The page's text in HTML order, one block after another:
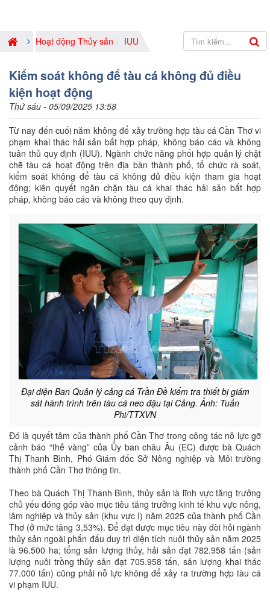
Hoạt động Thủy sản IUU
Kiểm soát không để tàu cá không đủ điều
kiện hoạt động
Thứ sáu - 05/09/2025 13:58
Từ nay đến cuối năm không để xảy trường hợp tàu cá Cần Thơ vi
phạm khai thác hải sản bất hợp pháp, không báo cáo và không
tuân thủ quy định (IUU). Ngành chức năng phối hợp quản lý chặt
chẽ tàu cá hoạt động trên địa bàn thành phố, tổ chức rà soát,
kiểm soát không để tàu cá không đủ điều kiện tham gia hoạt
động; kiên quyết ngăn chặn tàu cá khai thác hải sản bất hợp
pháp, không báo cáo và không theo quy định.
Đại diện Ban Quản lý cảng cá Trần Đề kiểm tra thiết bị giám
sát hành trình trên tàu cá neo đậu tại Cảng. Ảnh: Tuấn
Phi/TTXVN
Đó là quyết tâm của thành phố Cần Thơ trong công tác nỗ lực gỡ
cảnh báo “thẻ vàng” của Ủy ban châu Âu (EC) được bà Quách
Thị Thanh Bình, Phó Giám đốc Sở Nông nghiệp và Môi trường
thành phố Cần Thơ thông tin.
Theo bà Quách Thị Thanh Bình, thủy sản là lĩnh vực tăng trưởng
chủ yếu đóng góp vào mục tiêu tăng trưởng kinh tế khu vực nông,
lâm nghiệp và thủy sản (khu vực I) năm 2025 của thành phố Cần
Thơ (ở mức tăng 3,53%). Để đạt được mục tiêu này đòi hỏi ngành
thủy sản ngoài phấn đấu duy trì diện tích nuôi thủy sản năm 2025
là 96.500 ha; tổng sản lượng thủy, hải sản đạt 782.958 tấn (sản
lượng nuôi trồng thủy sản đạt 705.958 tấn, sản lượng khai thác
77.000 tấn) cũng phải nỗ lực không để xảy ra trường hợp tàu cá
vi phạm IUU.